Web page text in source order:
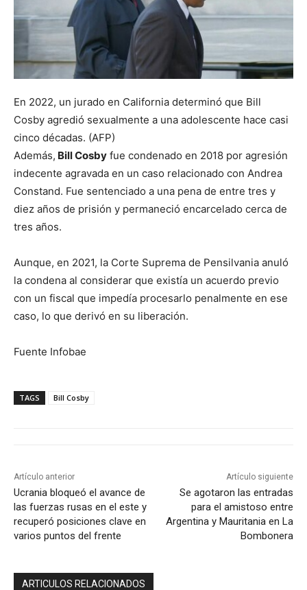
En 2022, un jurado en California determinó que Bill
Cosby agredió sexualmente a una adolescente hace casi
cinco décadas. (AFP)
Además, Bill Cosby fue condenado en 2018 por agresión
indecente agravada en un caso relacionado con Andrea
Constand. Fue sentenciado a una pena de entre tres y
diez años de prisión y permaneció encarcelado cerca de
tres años.
Aunque, en 2021, la Corte Suprema de Pensilvania anuló
la condena al considerar que existía un acuerdo previo
con un fiscal que impedía procesarlo penalmente en ese
caso, lo que derivó en su liberación.
Fuente Infobae
TAGS Bill Cosby
Artículo anterior
Ucrania bloqueó el avance de
las fuerzas rusas en el este y
recuperó posiciones clave en
varios puntos del frente
Artículo siguiente
Se agotaron las entradas
para el amistoso entre
Argentina y Mauritania en La
Bombonera
ARTICULOS RELACIONADOS